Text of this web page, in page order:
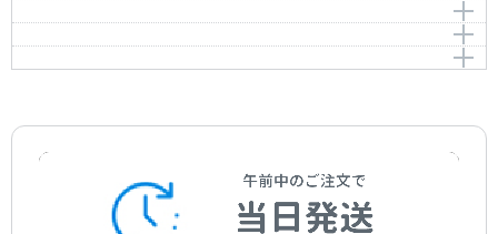
作曲者：山田耕筰
Yamada，Kosaku
作曲者：-
Traditional
編曲者：野田暉行
赤い靴
作曲者：本居長世
Motoori，Nagayo
通りゃんせ
作曲者：-
編曲者：野田暉行
夕やけ小やけ